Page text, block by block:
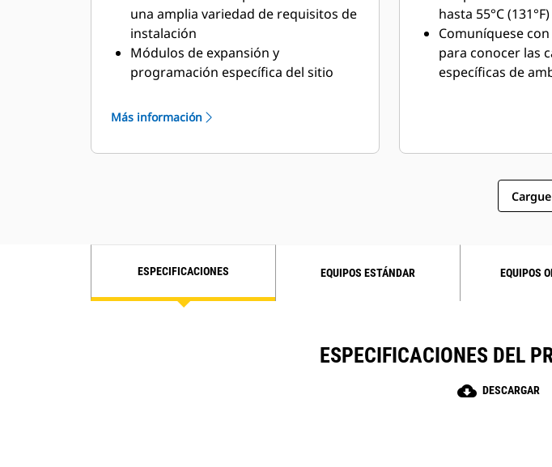
una amplia variedad de requisitos de
instalación
Módulos de expansión y
programación específica del sitio
del cliente
Más información
hasta 55°C (131°F)
Comuníquese
para conocer las
específicas de
ESPECIFICACIONES EQUIPOS ESTÁNDAR EQUIPOS
ESPECIFICACIONES DEL
cloud_download DESCARGAR